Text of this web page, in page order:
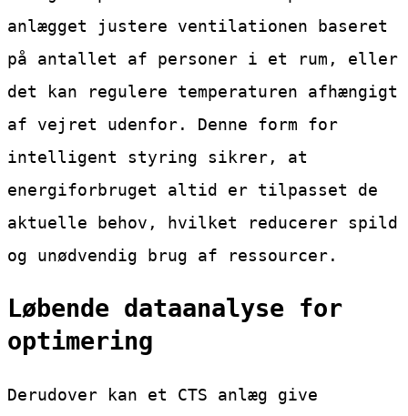
anlægget justere ventilationen baseret
på antallet af personer i et rum, eller
det kan regulere temperaturen afhængigt
af vejret udenfor. Denne form for
intelligent styring sikrer, at
energiforbruget altid er tilpasset de
aktuelle behov, hvilket reducerer spild
og unødvendig brug af ressourcer.
Løbende dataanalyse for
optimering
Derudover kan et CTS anlæg give